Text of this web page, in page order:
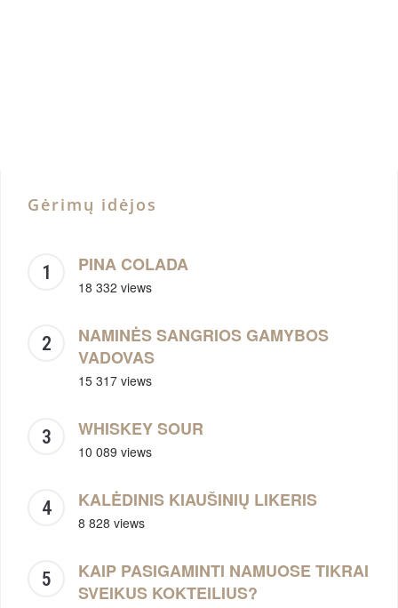
Gėrimų idėjos
PINA COLADA
18 332 views
NAMINĖS SANGRIOS GAMYBOS
VADOVAS
15 317 views
WHISKEY SOUR
10 089 views
KALĖDINIS KIAUŠINIŲ LIKERIS
8 828 views
KAIP PASIGAMINTI NAMUOSE TIKRAI
SVEIKUS KOKTEILIUS?